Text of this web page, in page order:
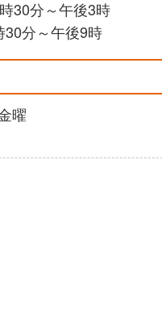
30分～午後3時
30分～午後9時
曜